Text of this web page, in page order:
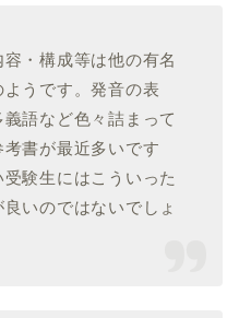
・構成等は他の有名
うです。発音の表
語など色々詰まって
書が最近多いです
験生にはこういった
いのではないでしょ